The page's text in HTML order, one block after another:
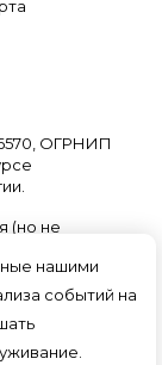
нашими
событий на
ОГРНИП
(но не
на
российским
об